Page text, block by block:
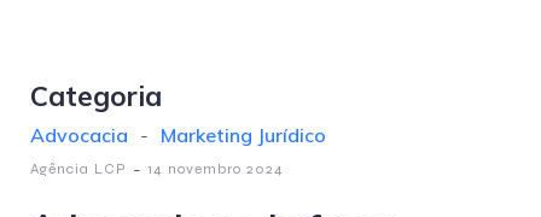
Categoria
Advocacia - Marketing Jurídico
Agência LCP - 14 novembro 2024